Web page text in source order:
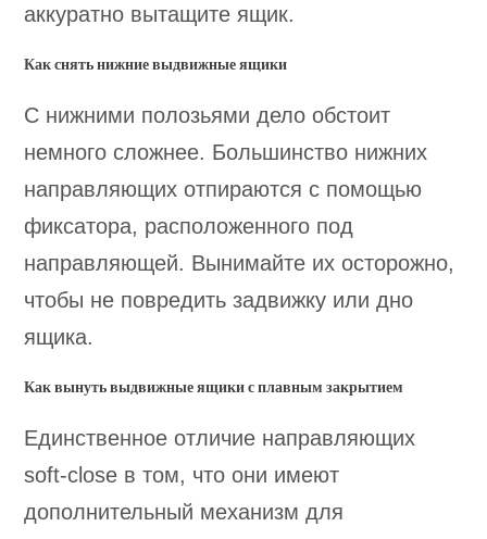
аккуратно вытащите ящик.
Как снять нижние выдвижные ящики
С нижними полозьями дело обстоит
немного сложнее. Большинство нижних
направляющих отпираются с помощью
фиксатора, расположенного под
направляющей. Вынимайте их осторожно,
чтобы не повредить задвижку или дно
ящика.
Как вынуть выдвижные ящики с плавным закрытием
Единственное отличие направляющих
soft-close в том, что они имеют
дополнительный механизм для